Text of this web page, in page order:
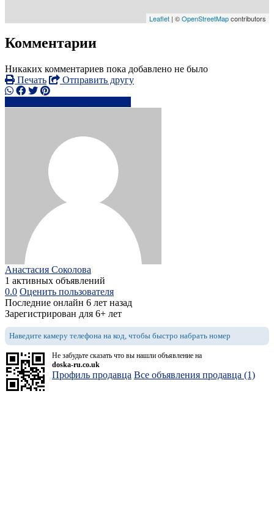
Leaflet | ©OpenStreetMapcontributors
Комментарии
Никаких комментариев пока добавлено не было
Печать
Отправить другу
Анастасия Соколова
1 активных объявлений
0.0 Оценить пользователя
Последние онлайн 6 лет назад
Зарегистрирован для 6+ лет
Наведите камеру телефона на код, чтобы быстро набрать номер
Не забудьте сказать что вы нашли объявление на
doska-ru.co.uk
Профиль продавца Все объявления продавца (1)